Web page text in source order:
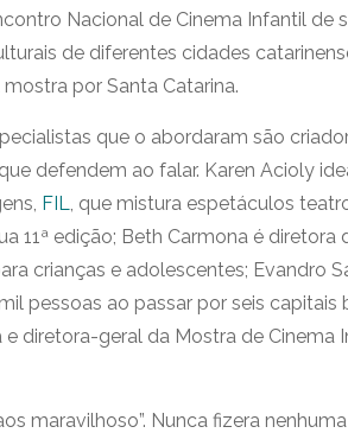
Nacional de Cinema Infantil de
de diferentes cidades
por Santa Catarina.
que o abordaram são
defendem ao falar. Karen Acioly
FIL, que mistura espetáculos
11ª edição; Beth Carmona é diretora
crianças e adolescentes; Evandro
pessoas ao passar por seis capitais
diretora-geral da Mostra de Cinema
maravilhoso”. Nunca fizera